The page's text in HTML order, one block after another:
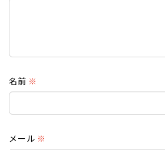
名前 ※
メール ※